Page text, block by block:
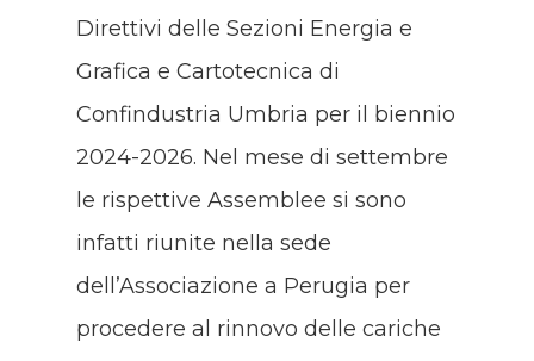
Direttivi delle Sezioni Energia e
Grafica e Cartotecnica di
Confindustria Umbria per il biennio
2024-2026. Nel mese di settembre
le rispettive Assemblee si sono
infatti riunite nella sede
dell’Associazione a Perugia per
procedere al rinnovo delle cariche